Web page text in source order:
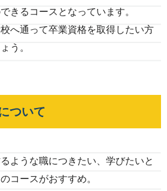
きるコースとなっています。
へ通って卒業資格を取得したい方
う。
ついて
ような職につきたい、学びたいと
コースがおすすめ。